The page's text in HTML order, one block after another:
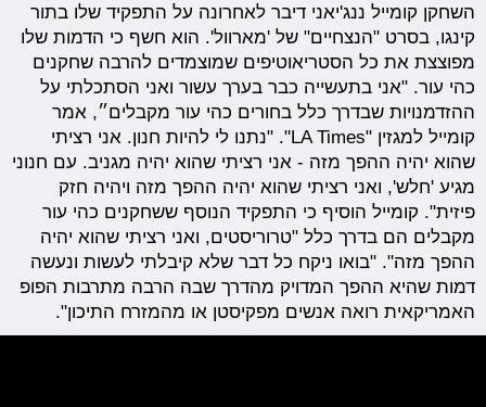
השחקן קומייל ננג'יאני דיבר לאחרונה על התפקיד שלו בתור
קינגו, בסרט "הנצחיים" של 'מארוול'. הוא חשף כי הדמות שלו
מפוצצת את כל הסטריאוטיפים שמוצמדים להרבה שחקנים
כהי עור. "אני בתעשייה כבר בערך עשור ואני הסתכלתי על
ההזדמנויות שבדרך כלל בחורים כהי עור מקבלים״, אמר
קומייל למגזין "LA Times". "נתנו לי להיות חנון. אני רציתי
שהוא יהיה ההפך מזה - אני רציתי שהוא יהיה מגניב. עם חנוני
מגיע 'חלש', ואני רציתי שהוא יהיה ההפך מזה ויהיה חזק
פיזית". קומייל הוסיף כי התפקיד הנוסף ששחקנים כהי עור
מקבלים הם בדרך כלל "טרוריסטים, ואני רציתי שהוא יהיה
ההפך מזה". "בואו ניקח כל דבר שלא קיבלתי לעשות ונעשה
דמות שהיא ההפך המדויק מהדרך שבה הרבה מתרבות הפופ
האמריקאית רואה אנשים מפקיסטן או מהמזרח התיכון".